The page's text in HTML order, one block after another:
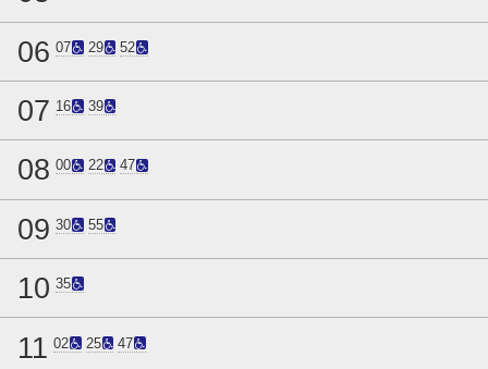
06 07 29 52
07 16 39
08 00 22 47
09 30 55
10 35
11 02 25 47